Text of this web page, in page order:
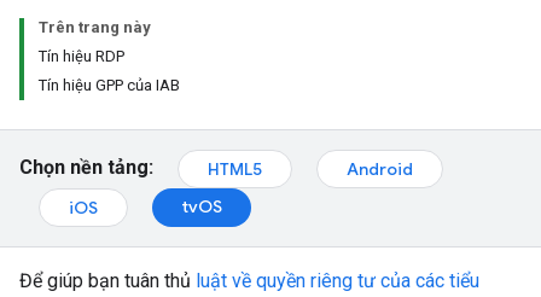
Trên trang này
Tín hiệu RDP
Tín hiệu GPP của IAB
Chọn nền tảng: HTML5
Android
iOS
tvOS
Để giúp bạn tuân thủ luật về quyền riêng tư của các tiểu